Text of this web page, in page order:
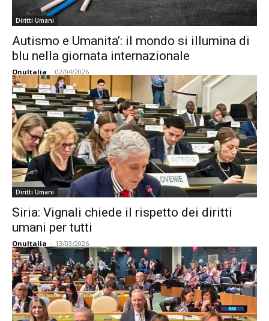
Diritti Umani
Autismo e Umanita’: il mondo si illumina di
blu nella giornata internazionale
OnuItalia - 02/04/2026
Diritti Umani
Siria: Vignali chiede il rispetto dei diritti
umani per tutti
OnuItalia - 13/03/2026